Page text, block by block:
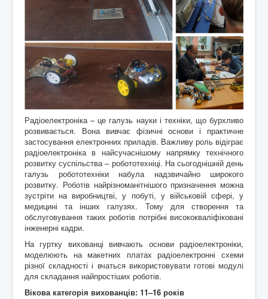
Контакти
Радіоелектроніка – це галузь науки і техніки, що бурхливо
розвивається. Вона вивчає фізичні основи і практичне
застосування електронних приладів. Важливу роль відіграє
радіоелектроніка в найсучаснішому напрямку технічного
розвитку суспільства – робототехніці. На сьогоднішній день
галузь робототехніки набула надзвичайно широкого
розвитку. Роботів найрізноманітнішого призначення можна
зустріти на виробництві, у побуті, у військовій сфері, у
медицині та інших галузях. Тому для створення та
обслуговування таких роботів потрібні висококваліфіковані
інженерні кадри.
На гуртку вихованці вивчають основи радіоелектроніки,
моделюють на макетних платах радіоелектронні схеми
різної складності і вчаться використовувати готові модулі
для складання найпростіших роботів.
Вікова категорія вихованців: 11–16 років